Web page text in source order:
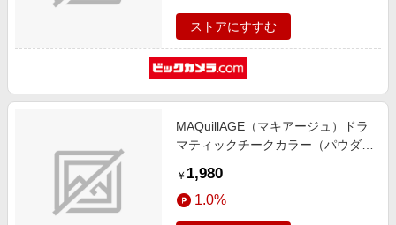
ストアにすすむ
MAQuillAGE（マキアージュ）ドラ
マティックチークカラー（パウダ
￥ 1,980
1.0%